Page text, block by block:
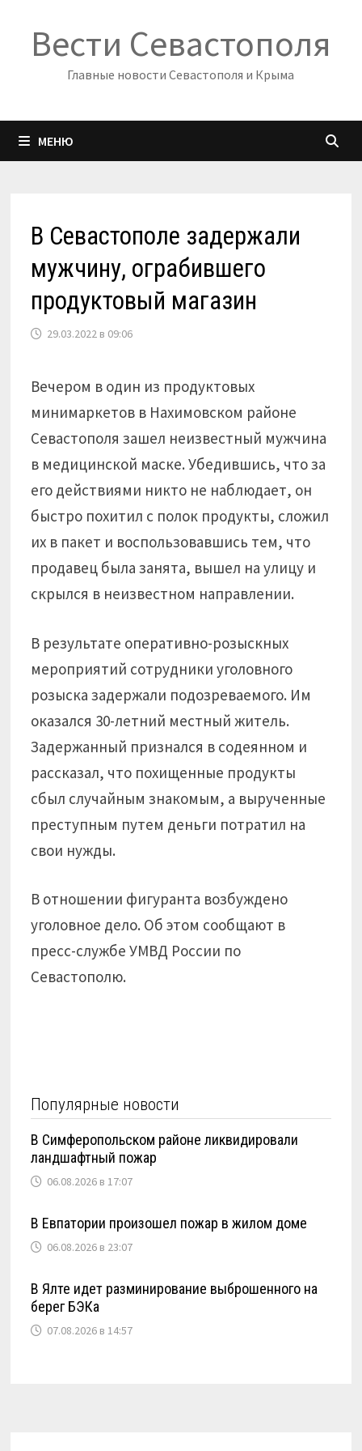
содержимому
Вести Севастополя
Главные новости Севастополя и Крыма
МЕНЮ
В Севастополе задержали
мужчину, ограбившего
продуктовый магазин
29.03.2022 в 09:06
Вечером в один из продуктовых
минимаркетов в Нахимовском районе
Севастополя зашел неизвестный мужчина
в медицинской маске. Убедившись, что за
его действиями никто не наблюдает, он
быстро похитил с полок продукты, сложил
их в пакет и воспользовавшись тем, что
продавец была занята, вышел на улицу и
скрылся в неизвестном направлении.
В результате оперативно-розыскных
мероприятий сотрудники уголовного
розыска задержали подозреваемого. Им
оказался 30-летний местный житель.
Задержанный признался в содеянном и
рассказал, что похищенные продукты
сбыл случайным знакомым, а вырученные
преступным путем деньги потратил на
свои нужды.
В отношении фигуранта возбуждено
уголовное дело. Об этом сообщают в
пресс-службе УМВД России по
Севастополю.
Популярные новости
В Симферопольском районе ликвидировали
ландшафтный пожар
06.08.2026 в 17:07
В Евпатории произошел пожар в жилом доме
06.08.2026 в 23:07
В Ялте идет разминирование выброшенного на
берег БЭКа
07.08.2026 в 14:57